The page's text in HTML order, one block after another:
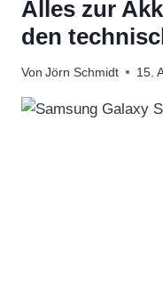
Alles zur
den
Von Jörn Schmidt 15.